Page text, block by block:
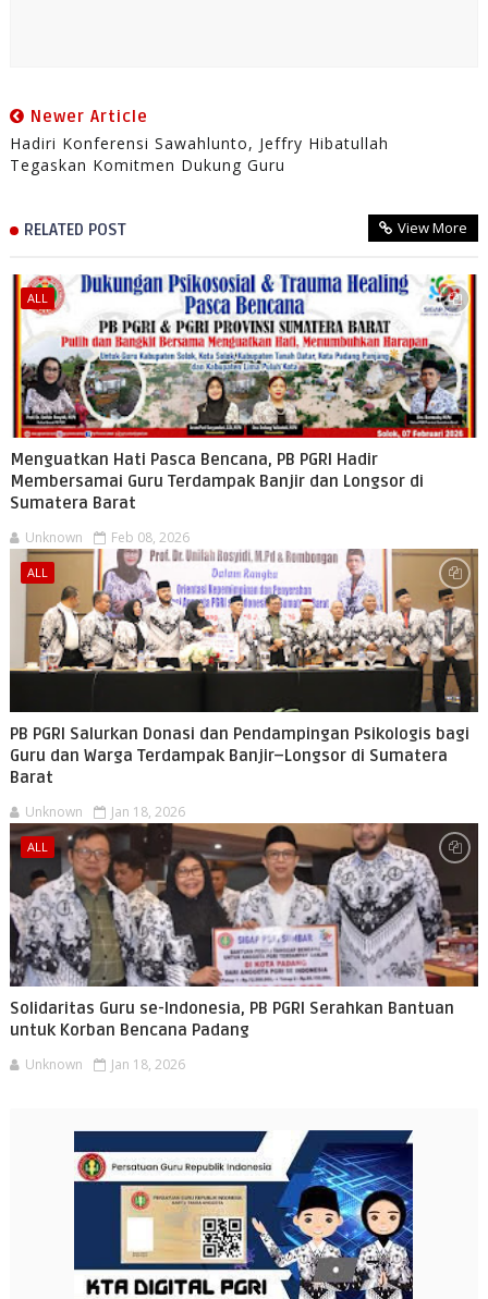
Newer Article
Hadiri Konferensi Sawahlunto, Jeffry Hibatullah
Tegaskan Komitmen Dukung Guru
RELATED POST View More
ALL
Menguatkan Hati Pasca Bencana, PB PGRI Hadir
Membersamai Guru Terdampak Banjir dan Longsor di
Sumatera Barat
Unknown Feb 08, 2026
ALL
PB PGRI Salurkan Donasi dan Pendampingan Psikologis bagi
Guru dan Warga Terdampak Banjir–Longsor di Sumatera
Barat
Unknown Jan 18, 2026
ALL
Solidaritas Guru se-Indonesia, PB PGRI Serahkan Bantuan
untuk Korban Bencana Padang
Unknown Jan 18, 2026